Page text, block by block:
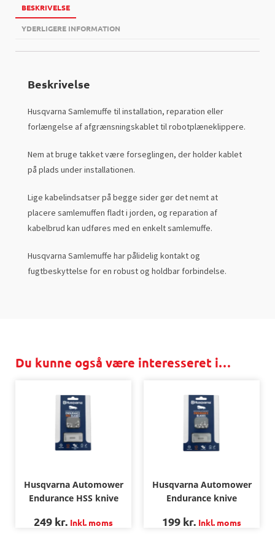
BESKRIVELSE
YDERLIGERE INFORMATION
Beskrivelse
Husqvarna Samlemuffe til installation, reparation eller
forlængelse af afgrænsningskablet til robotplæneklippere.
Nem at bruge takket være forseglingen, der holder kablet
på plads under installationen.
Lige kabelindsatser på begge sider gør det nemt at
placere samlemuffen fladt i jorden, og reparation af
kabelbrud kan udføres med en enkelt samlemuffe.
Husqvarna Samlemuffe har pålidelig kontakt og
fugtbeskyttelse for en robust og holdbar forbindelse.
Du kunne også være interesseret i…
Husqvarna Automower
Endurance HSS knive
249 kr. Inkl. moms
Husqvarna Automower
Endurance knive
199 kr. Inkl. moms